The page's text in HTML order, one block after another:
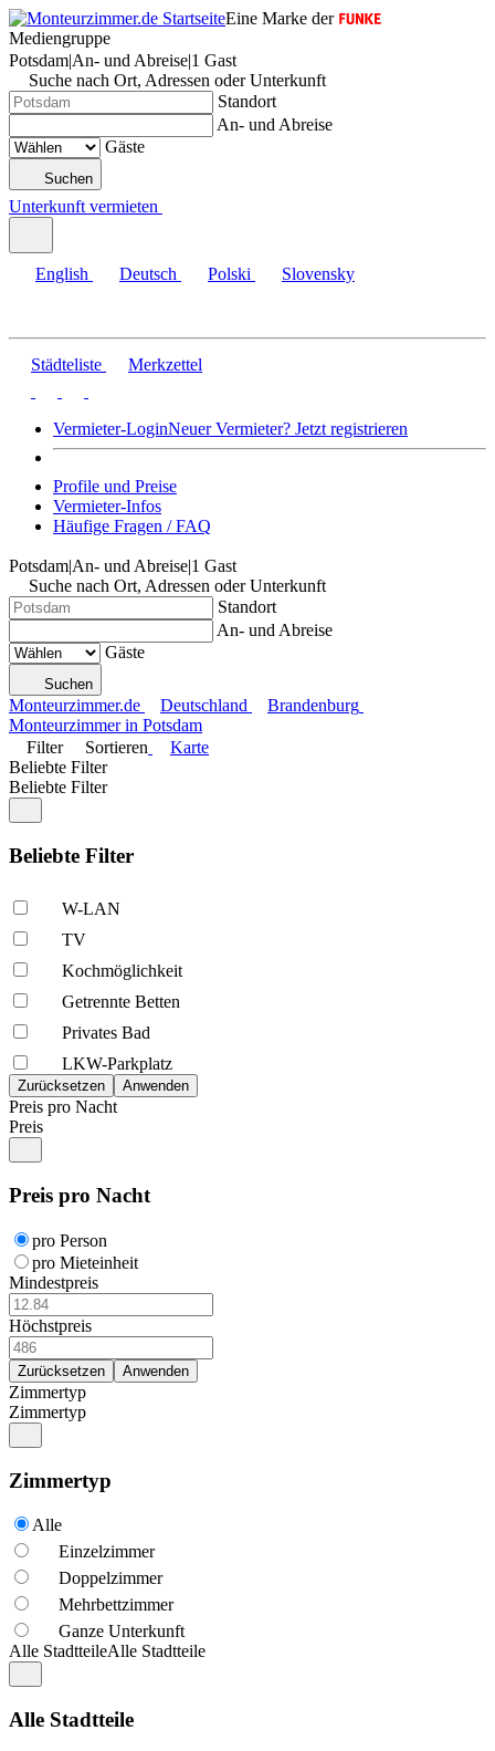
Eine Marke der
Mediengruppe
Potsdam|An- und Abreise|1 Gast
Suche nach Ort, Adressen oder Unterkunft
Standort
An- und Abreise
Gäste
Suchen
Unterkunft vermieten
English Deutsch Polski Slovensky
Städteliste Merkzettel
Vermieter-LoginNeuer Vermieter? Jetzt registrieren
Profile und Preise
Vermieter-Infos
Häufige Fragen / FAQ
Potsdam|An- und Abreise|1 Gast
Suche nach Ort, Adressen oder Unterkunft
Standort
An- und Abreise
Gäste
Suchen
Monteurzimmer.de Deutschland
Brandenburg
Monteurzimmer in Potsdam
Filter
Sortieren
Karte
Beliebte Filter
Beliebte Filter
Beliebte Filter
W-LAN
TV
Kochmöglich­keit
Getrennte Betten
Privates Bad
LKW-Parkplatz
Preis pro Nacht
Preis
Preis pro Nacht
pro Person
pro Mieteinheit
Mindestpreis
Höchstpreis
Zimmertyp
Zimmertyp
Zimmertyp
Alle
Einzelzimmer
Doppelzimmer
Mehrbettzimmer
Ganze Unterkunft
Alle StadtteileAlle Stadtteile
Alle Stadtteile